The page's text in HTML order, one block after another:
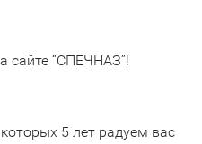
сайте “СПЕЧНАЗ”!
5 лет радуем вас